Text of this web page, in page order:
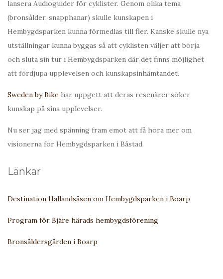
lansera Audioguider för cyklister. Genom olika tema
(bronsålder, snapphanar) skulle kunskapen i
Hembygdsparken kunna förmedlas till fler. Kanske skulle nya
utställningar kunna byggas så att cyklisten väljer att börja
och sluta sin tur i Hembygdsparken där det finns möjlighet
att fördjupa upplevelsen och kunskapsinhämtandet.
Sweden by Bike har uppgett att deras resenärer söker
kunskap på sina upplevelser.
Nu ser jag med spänning fram emot att få höra mer om
visionerna för Hembygdsparken i Båstad.
Länkar
Destination Hallandsåsen om Hembygdsparken i Boarp
Program för Bjäre härads hembygdsförening
Bronsåldersgården i Boarp